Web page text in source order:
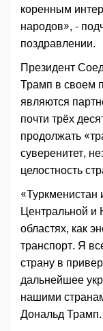
коренным
народов», -
поздравлении.
Президент
Трамп в своем
являются
почти трёх
продолжать
суверенитет,
целостность
«Туркменистан
Центральной и
областях, как
транспорт. Я
страну в
дальнейшее
нашими
Дональд Трамп.